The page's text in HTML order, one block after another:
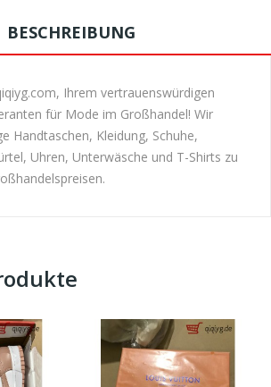
BESCHREIBUNG
Ihrem vertrauenswürdigen
für Mode im Großhandel! Wir
Handtaschen, Kleidung, Schuhe,
Uhren, Unterwäsche und T-Shirts zu